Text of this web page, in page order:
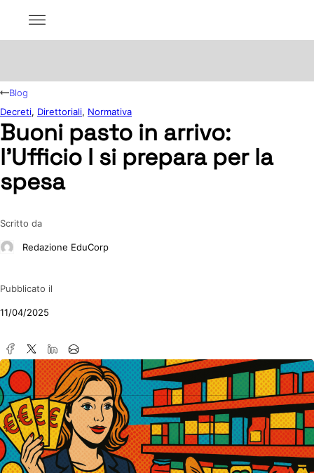
Buoni pasto in arrivo:
l’Ufficio I si prepara per la
spesa
Scritto da
Redazione EduCorp
Pubblicato il
11/04/2025
Blog
Decreti, Direttoriali, Normativa